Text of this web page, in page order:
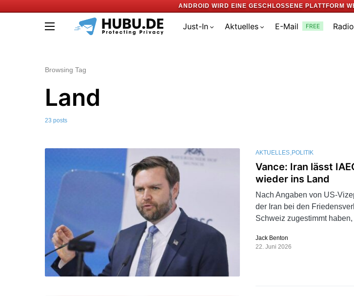
ANDROID WIRD EINE GESCHLOSSENE PLATTFORM
Just-In Aktuelles E-Mail FREE Radio
Browsing Tag
Land
23 posts
AKTUELLES POLITIK
Vance: Iran lässt
wieder ins Land
Nach Angaben von US-
der Iran bei den
Schweiz zugestimmt
Jack Benton
22. Juni 2026